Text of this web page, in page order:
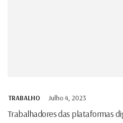
TRABALHO Julho 4, 2023
Trabalhadores das plataformas